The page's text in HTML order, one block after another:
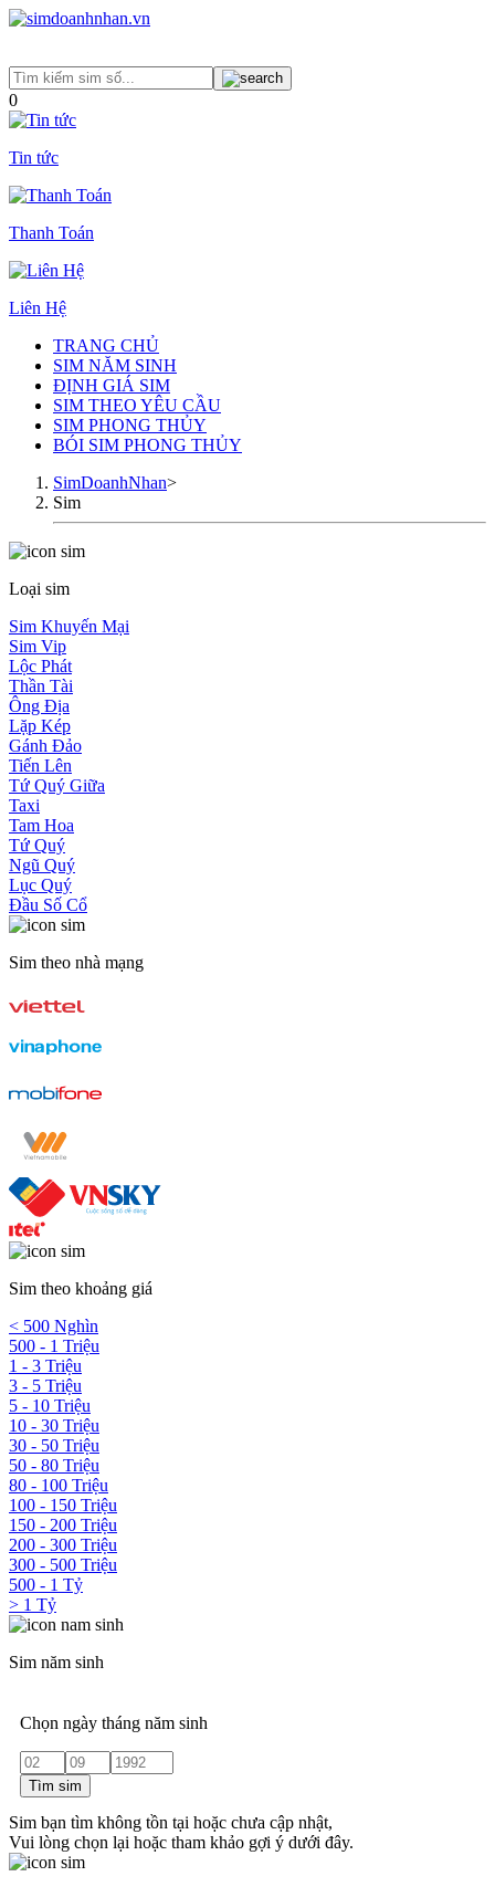
0
Tin tức
Thanh Toán
Liên Hệ
TRANG CHỦ
SIM NĂM SINH
ĐỊNH GIÁ SIM
SIM THEO YÊU CẦU
SIM PHONG THỦY
BÓI SIM PHONG THỦY
SimDoanhNhan>
Sim
Loại sim
Sim Khuyến Mại
Sim Vip
Lộc Phát
Thần Tài
Ông Địa
Lặp Kép
Gánh Đảo
Tiến Lên
Tứ Quý Giữa
Taxi
Tam Hoa
Tứ Quý
Ngũ Quý
Lục Quý
Đầu Số Cổ
Sim theo nhà mạng
Sim theo khoảng giá
< 500 Nghìn
500 - 1 Triệu
1 - 3 Triệu
3 - 5 Triệu
5 - 10 Triệu
10 - 30 Triệu
30 - 50 Triệu
50 - 80 Triệu
80 - 100 Triệu
100 - 150 Triệu
150 - 200 Triệu
200 - 300 Triệu
300 - 500 Triệu
500 - 1 Tỷ
> 1 Tỷ
Sim năm sinh
Chọn ngày tháng năm sinh
Tìm sim
Sim bạn tìm không tồn tại hoặc chưa cập nhật,
Vui lòng chọn lại hoặc tham khảo gợi ý dưới đây.